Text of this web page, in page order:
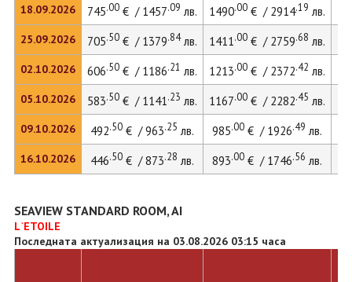
18.09.2026
25.09.2026
02.10.2026
05.10.2026
09.10.2026
16.10.2026
745.00€ / 1457.09 лв. 1490.00€ / 2914.19 лв.
705.50€ / 1379.84лв. 1411.00€ / 2759.68 лв.
606.50€ / 1186.21 лв. 1213.00€ / 2372.42 лв.
583.50€ / 1141.23 лв. 1167.00€ / 2282.45 лв.
492.50€ / 963.25 лв. 985.00€ / 1926.49 лв.
446.50€ / 873.28 лв. 893.00€ / 1746.56 лв.
SEAVIEW STANDARD ROOM, AI
L`ETOILE
Последната актуализация на 03.08.2026 03:15 часа